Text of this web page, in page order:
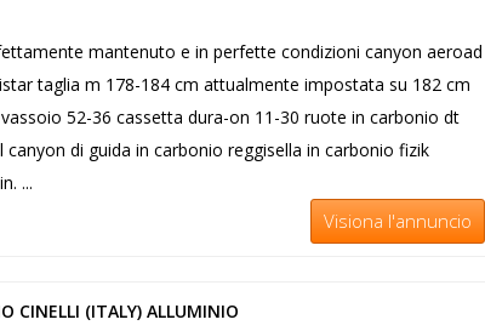
mantenuto e in perfette condizioni canyon aeroad
taglia m 178-184 cm attualmente impostata su 182 cm
52-36 cassetta dura-on 11-30 ruote in carbonio dt
di guida in carbonio reggisella in carbonio fizik
...
Visiona l'annuncio
CINELLI (ITALY) ALLUMINIO